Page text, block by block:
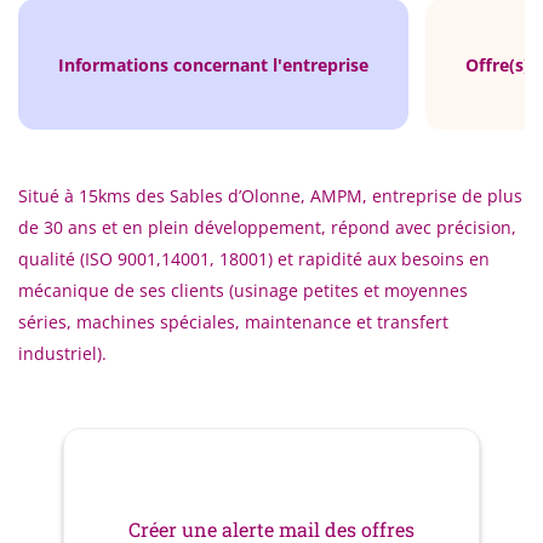
Informations concernant l'entreprise Offre(s)
Situé à 15kms des Sables d’Olonne, AMPM, entreprise de plus
de 30 ans et en plein développement, répond avec précision,
qualité (ISO 9001,14001, 18001) et rapidité aux besoins en
mécanique de ses clients (usinage petites et moyennes
séries, machines spéciales, maintenance et transfert
industriel).
Créer une alerte mail des offres